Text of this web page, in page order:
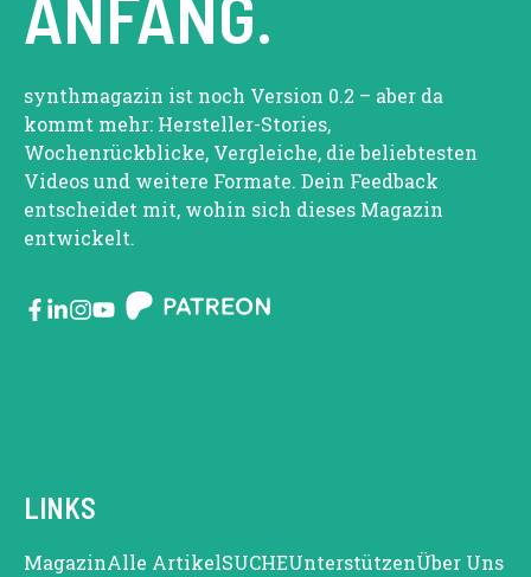
synthmagazin ist noch Version 0.2 – aber da
kommt mehr: Hersteller-Stories,
Wochenrückblicke, Vergleiche, die beliebtesten
Videos und weitere Formate. Dein Feedback
entscheidet mit, wohin sich dieses Magazin
entwickelt.
LINKS
MagazinAlle ArtikelSUCHEUnterstützenÜber Uns